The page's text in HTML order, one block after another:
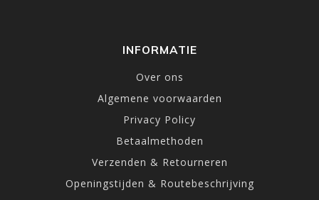
INFORMATIE
Over ons
Algemene voorwaarden
Privacy Policy
Betaalmethoden
Verzenden & Retourneren
Openingstijden & Routebeschrijving